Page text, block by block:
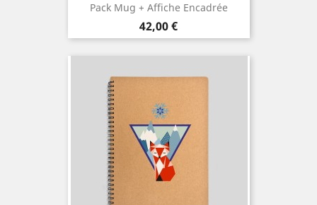
Pack Mug + Affiche Encadrée
Prix
42,00 €